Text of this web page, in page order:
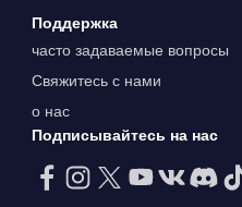
Поддержка
часто задаваемые вопросы
Свяжитесь с нами
о нас
Подписывайтесь на нас